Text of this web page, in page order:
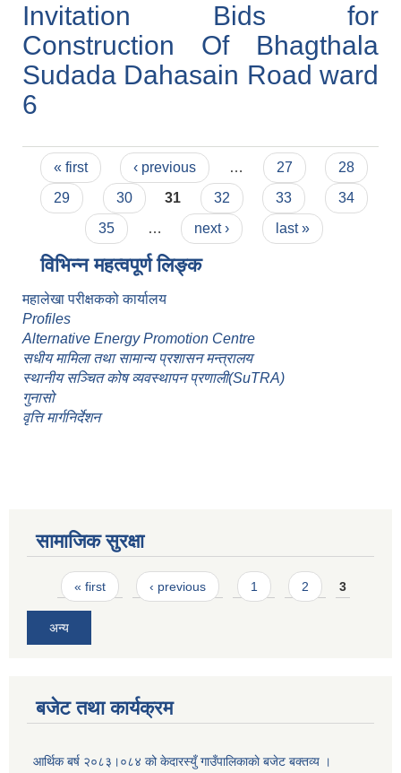
Invitation Bids for
Construction Of Bhagthala
Sudada Dahasain Road ward
6
Pages
« first ‹ previous … 27
28
29
30 31 32 33
34
35
… next › last »
विभिन्न महत्वपूर्ण लिङ्क
महालेखा परीक्षकको कार्यालय
Profiles
Alternative Energy Promotion Centre
सधीय मामिला तथा सामान्य प्रशासन मन्त्रालय
स्थानीय सञ्चित कोष व्यवस्थापन प्रणाली(SuTRA)
गुनासो
वृत्ति मार्गनिर्देशन
सामाजिक सुरक्षा
Pages
« first ‹ previous 1 2 3
अन्य
बजेट तथा कार्यक्रम
आर्थिक बर्ष २०८३।०८४ को केदारस्युँ गाउँपालिकाकाे बजेट बक्तव्य ।